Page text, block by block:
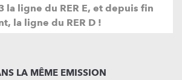
la ligne du RER E, et depuis fin
la ligne du RER D !
LA MÊME EMISSION